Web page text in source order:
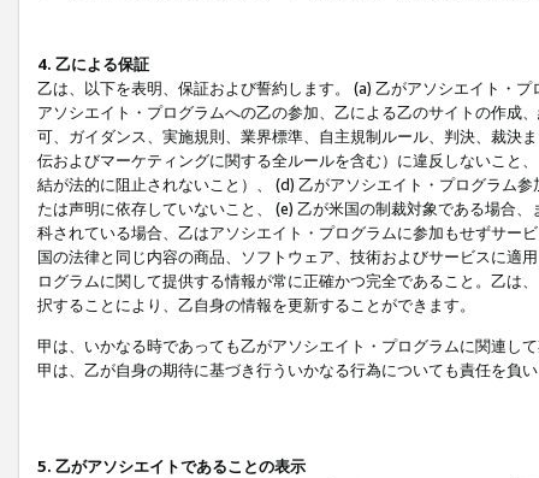
4. 乙による保証
乙は、以下を表明、保証および誓約します。 (a) 乙がアソシエイト・
アソシエイト・プログラムへの乙の参加、乙による乙のサイトの作成
可、ガイダンス、実施規則、業界標準、自主規制ルール、判決、裁決
伝およびマーケティングに関する全ルールを含む）に違反しないこと
結が法的に阻止されないこと）、 (d) 乙がアソシエイト・プログラム
たは声明に依存していないこと、 (e) 乙が米国の制裁対象である場合
科されている場合、乙はアソシエイト・プログラムに参加もせずサー
国の法律と同じ内容の商品、ソフトウェア、技術およびサービスに適
ログラムに関して提供する情報が常に正確かつ完全であること。乙は
択することにより、乙自身の情報を更新することができます。
甲は、いかなる時であっても乙がアソシエイト・プログラムに関連し
甲は、乙が自身の期待に基づき行ういかなる行為についても責任を負
5. 乙がアソシエイトであることの表示